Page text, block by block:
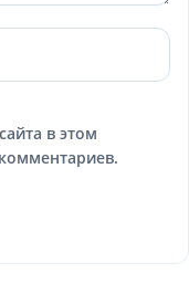
в этом